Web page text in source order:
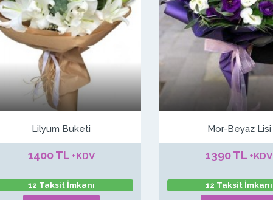
Lilyum Buketi
1400 TL +KDV
12 Taksit İmkanı
Mor-Beyaz Lisi
1390 TL +KDV
12 Taksit İmkanı